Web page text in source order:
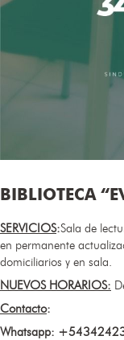
BIBLIOTECA
SERVICIOS:Sala de
en permanente
domiciliarios y en sala.
NUEVOS HORARIOS:​
Contacto:
Whatsapp: